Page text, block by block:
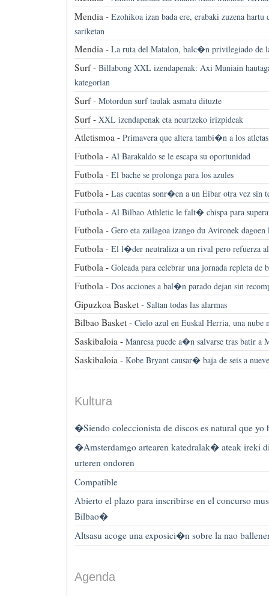
Mendia - Ezohikoa izan bada ere, erabaki zuzena
sariketan
Mendia - La ruta del Matalon, balc�n privilegiado de
Surf - Billabong XXL izendapenak: Axi Muniain
kategorian
Surf - Motordun surf taulak asmatu dituzte
Surf - XXL izendapenak eta neurtzeko irizpideak
Atletismoa - Primavera que altera tambi�n a los atletas
Futbola - Al Barakaldo se le escapa su oportunidad
Futbola - El bache se prolonga para los azules
Futbola - Las cuentas sonr�en a un Eibar otra vez sin
Futbola - Al Bilbao Athletic le falt� chispa para
Futbola - Gero eta zailagoa izango du Avironek dagoen
Futbola - El l�der neutraliza a un rival pero refuerza
Futbola - Goleada para celebrar una jornada repleta de
Futbola - Dos acciones a bal�n parado dejan sin
Gipuzkoa Basket - Saltan todas las alarmas
Bilbao Basket - Cielo azul en Euskal Herria, una nube
Saskibaloia - Manresa puede a�n salvarse tras batir
Saskibaloia - Kobe Bryant causar� baja de seis a
Kultura
�Siendo coleccionista de discos es natural que
�Amsterdamgo artearen katedralak� ateak ireki
urteren ondoren
Compatible
Abierto el plazo para inscribirse en el concurso
Bilbao�
Altsasu acoge una exposici�n sobre la nao
Agenda